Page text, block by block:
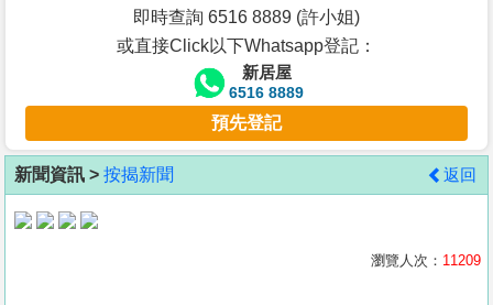
客
地
產
即時查詢 6516 8889 (許小姐)
或直接Click以下Whatsapp登記：
新居屋
6516 8889
預先登記
新聞資訊 > 按揭新聞 返回
瀏覽人次： 11209